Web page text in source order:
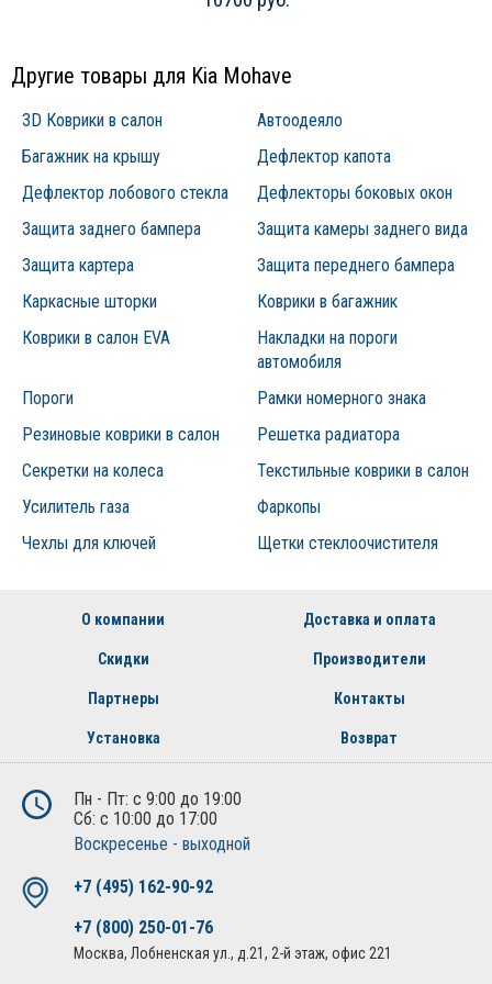
Другие товары для Kia Mohave
3D Коврики в салон
Автоодеяло
Багажник на крышу
Дефлектор капота
Дефлектор лобового стекла
Дефлекторы боковых окон
Защита заднего бампера
Защита камеры заднего вида
Защита картера
Защита переднего бампера
Каркасные шторки
Коврики в багажник
Коврики в салон EVA
Накладки на пороги
автомобиля
Пороги
Рамки номерного знака
Резиновые коврики в салон
Решетка радиатора
Секретки на колеса
Текстильные коврики в салон
Усилитель газа
Фаркопы
Чехлы для ключей
Щетки стеклоочистителя
О компании Доставка и оплата
Скидки Производители
Партнеры Контакты
Установка Возврат
Пн - Пт: с 9:00 до 19:00
Сб: с 10:00 до 17:00
Воскресенье - выходной
+7 (495) 162-90-92
+7 (800) 250-01-76
Москва, Лобненская ул., д.21, 2-й этаж, офис 221